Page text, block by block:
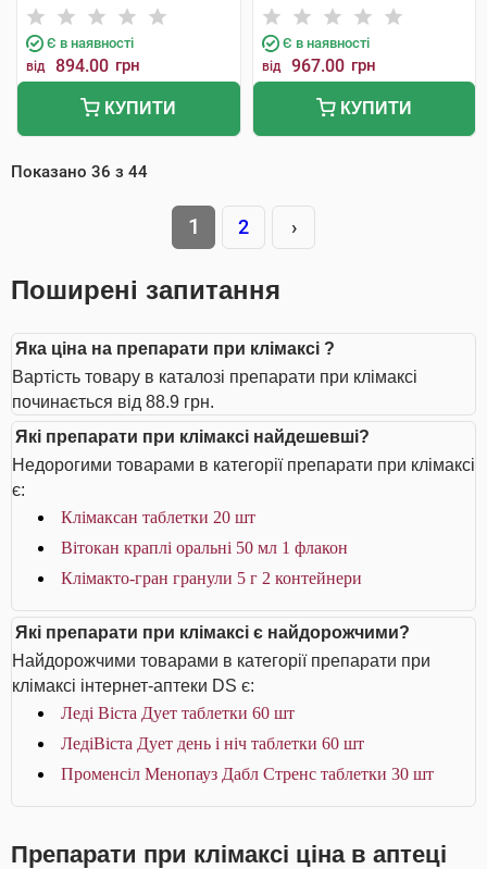
Рекордаті
Є в наявності
від 894.00 грн
КУПИТИ
Є в наявності
від 967.00 грн
КУПИТИ
Показано 36 з 44
1 2 ›
Поширені запитання
Яка ціна на препарати при клімаксі ?
Вартість товару в каталозі препарати при клімаксі
починається від 88.9 грн.
Які препарати при клімаксі найдешевші?
Недорогими товарами в категорії препарати при клімаксі
є:
Клімаксан таблетки 20 шт
Вітокан краплі оральні 50 мл 1 флакон
Клімакто-гран гранули 5 г 2 контейнери
Які препарати при клімаксі є найдорожчими?
Найдорожчими товарами в категорії препарати при
клімаксі інтернет-аптеки DS є:
Леді Віста Дует таблетки 60 шт
ЛедіВіста Дует день і ніч таблетки 60 шт
Променсіл Менопауз Дабл Стренс таблетки 30 шт
Препарати при клімаксі ціна в аптеці